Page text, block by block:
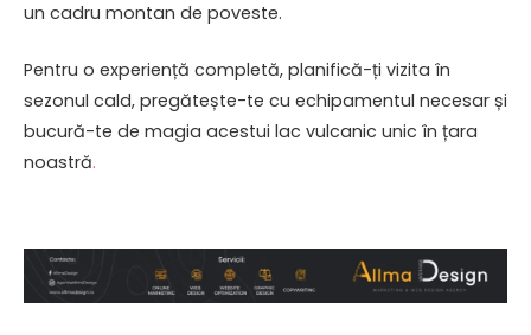
un cadru montan de poveste.
Pentru o experiență completă, planifică-ți vizita în
sezonul cald, pregătește-te cu echipamentul necesar și
bucură-te de magia acestui lac vulcanic unic în țara
noastră.